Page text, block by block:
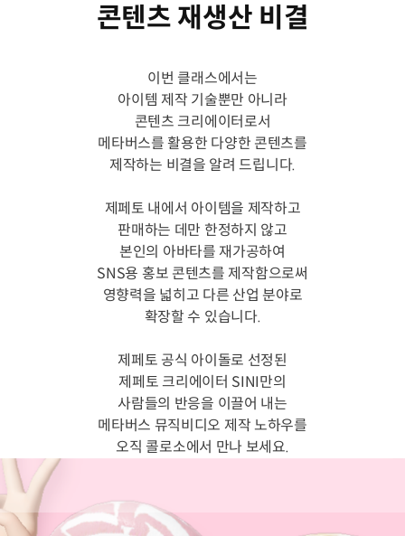
콘텐츠 재생산 비결
이번 클래스에서는
아이템 제작 기술뿐만 아니라
콘텐츠 크리에이터로서
메타버스를 활용한 다양한 콘텐츠를
제작하는 비결을 알려 드립니다.
제페토 내에서 아이템을 제작하고
판매하는 데만 한정하지 않고
본인의 아바타를 재가공하여
SNS용 홍보 콘텐츠를 제작함으로써
영향력을 넓히고 다른 산업 분야로
확장할 수 있습니다.
제페토 공식 아이돌로 선정된
제페토 크리에이터 SINI만의
사람들의 반응을 이끌어 내는
메타버스 뮤직비디오 제작 노하우를
오직 콜로소에서 만나 보세요.